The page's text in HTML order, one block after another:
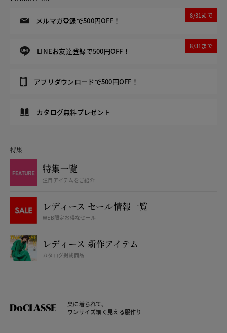
メルマガ登録で500円OFF！
8/31まで
LINEお友達登録で500円OFF！
8/31まで
アプリダウンロードで500円OFF！
カタログ無料プレゼント
特集
特集一覧
注目アイテムをご紹介
レディース セール情報一覧
WEB限定お得なセール
レディース 新作アイテム
カタログ掲載商品
楽に着られて、
ワンサイズ細く見える服作り